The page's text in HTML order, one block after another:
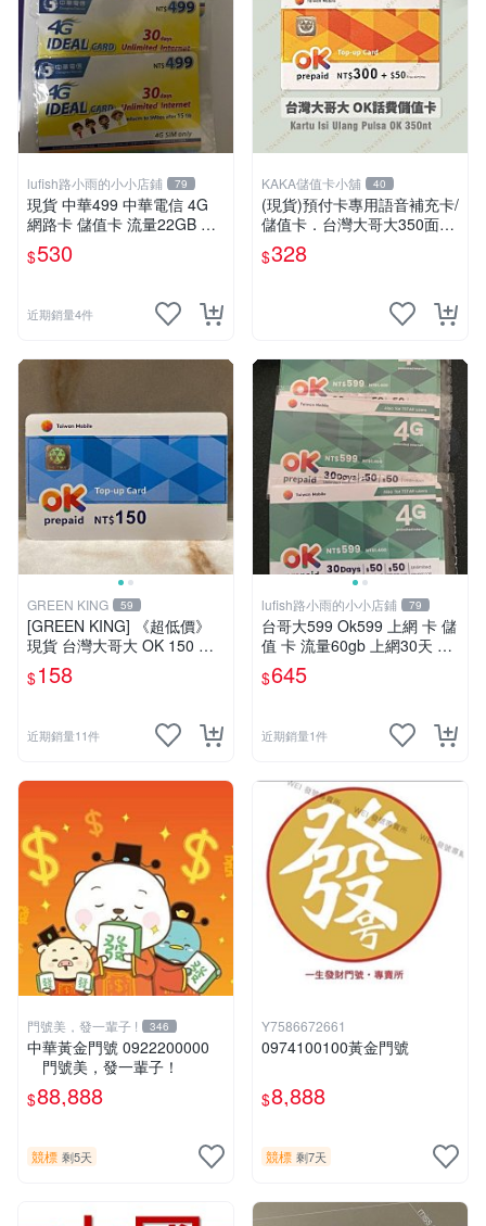
lufish路小雨的小小店鋪 79
現貨 中華499 中華電信 4G
網路卡 儲值卡 流量22GB 吃
到飽 （非門號不能插卡即
用）中華電信如意卡專用
$530
近期銷量4件
KAKA儲值卡小舖 40
(現貨)預付卡專用語音補充卡/
儲值卡．台灣大哥大350面額
．OK 350 [KAKA儲值卡小舖]
$328
GREEN KING 59
[GREEN KING] 《超低價》
現貨 台灣大哥大 OK 150 通
話費儲值卡 預付卡 電話卡 面
額150
$158
近期銷量11件
lufish路小雨的小小店鋪 79
台哥大599 Ok599 上網 卡 儲
值 卡 流量60gb 上網30天 超
量降速5mbps 非門號
$645
近期銷量1件
門號美，發一輩子 ! 346
中華黃金門號 0922200000
門號美，發一輩子！
$88,888
競標 剩5天
Y7586672661
0974100100黃金門號
$8,888
競標 剩7天